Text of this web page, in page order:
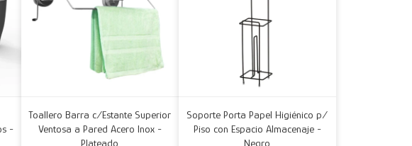
-
Toallero Barra c/Estante Superior
Ventosa a Pared Acero Inox -
Plateado
Soporte Porta Papel Higiénico p/
Piso con Espacio Almacenaje -
Negro